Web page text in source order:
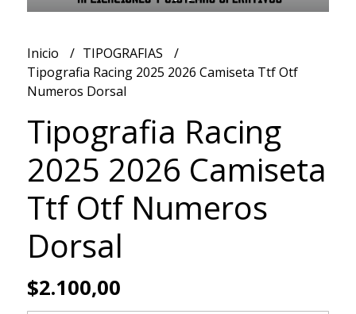
Inicio
TIPOGRAFIAS
Tipografia Racing 2025 2026 Camiseta Ttf Otf
Numeros Dorsal
Tipografia Racing
2025 2026 Camiseta
Ttf Otf Numeros
Dorsal
$2.100,00